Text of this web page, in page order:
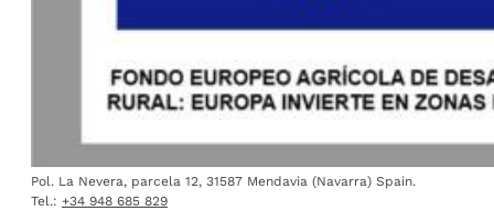
Pol. La Nevera, parcela 12, 31587 Mendavia (Navarra) Spain.
Tel.: +34 948 685 829